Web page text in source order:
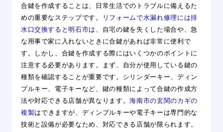
合鍵を作成することは、日常生活でのトラブルに備えるた
めの重要なステップです。
リフォームで水漏れ修理には排
水口交換すると明石市は 、自宅の鍵を失くした場合や、急
な用事で家に入れないときに合鍵があれば非常に便利で
す。しかし、合鍵を作成する際にはいくつかのポイントに
注意する必要があります。まず、自分が使用している鍵の
種類を確認することが重要です。シリンダーキー、ディン
プルキー、電子キーなど、鍵の種類によって合鍵の作成方
法や対応できる店舗が異なります。海南市の玄関のカギの
複製はできますが、ディンプルキーや電子キーは専門的な
技術と設備が必要なため、対応できる店舗が限られます。